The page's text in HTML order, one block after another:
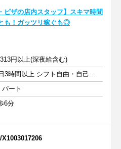
ピザの店内スタッフ】スキマ時間
も！ガッツリ稼ぐも◎
円以上(深夜給含む)
週3日以上 1日3時間以上 シフト自由・自己申告
ート
6分